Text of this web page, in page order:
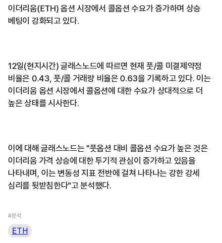
이더리움(ETH) 옵션 시장에서 콜옵션 수요가 증가하며 상승
베팅이 강화되고 있다.
12일(현지시간) 글래스노드에 따르면 현재 풋/콜 미결제약정
비율은 0.43, 풋/콜 거래량 비율은 0.63을 기록하고 있다. 이는
이더리움 옵션 시장에서 콜옵션에 대한 수요가 상대적으로 더
높은 상태를 시사한다.
이에 대해 글래스노드는 "풋옵션 대비 콜옵션 수요가 높은 것은
이더리움 가격 상승에 대한 투기적 관심이 증가하고 있음을
나타내며, 이는 변동성 지표 전반에 걸쳐 나타나는 강한 강세
심리를 뒷받침한다"고 분석했다.
#분석
ETH